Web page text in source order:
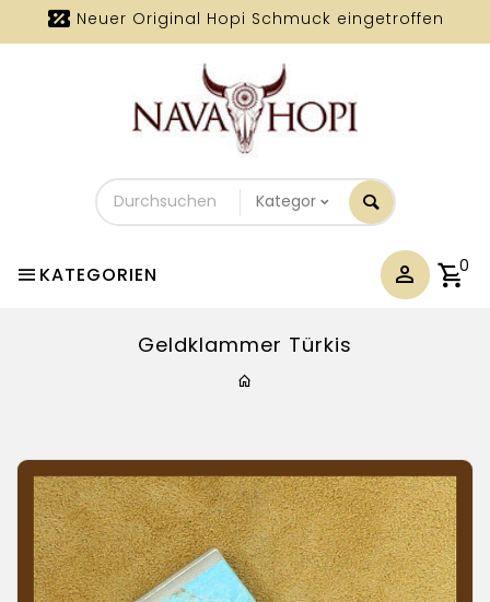
Neuer Original Hopi Schmuck eingetroffen
Durchsuchen
Sie
unseren
KATEGORIEN 0
Geldklammer Türkis